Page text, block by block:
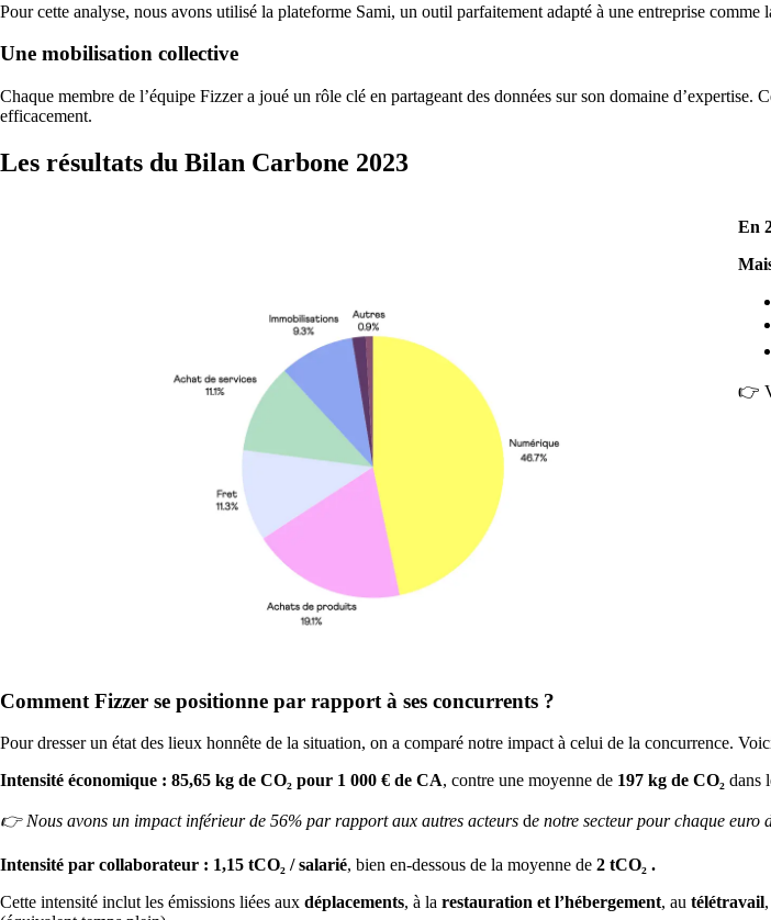
Pour cette analyse, nous avons utilisé la plateforme Sami, un outil parfaitement adapté à une entreprise
Une mobilisation collective
Chaque membre de l’équipe Fizzer a joué un rôle clé en partageant des données sur son domaine
efficacement.
Les résultats du Bilan Carbone 2023
En
👉
Comment Fizzer se positionne par rapport à ses concurrents ?
Pour dresser un état des lieux honnête de la situation, on a comparé notre impact à celui de la concurrence.
Intensité économique : 85,65 kg de CO₂ pour 1 000 € de CA, contre une moyenne de 197 kg de CO₂ dans
👉 Nous avons un impact inférieur de 56% par rapport aux autres acteurs de notre secteur pour chaque euro
Intensité par collaborateur : 1,15 tCO₂ / salarié, bien en-dessous de la moyenne de 2 tCO₂ .
Cette intensité inclut les émissions liées aux déplacements, à la restauration et l’hébergement, au télétravail